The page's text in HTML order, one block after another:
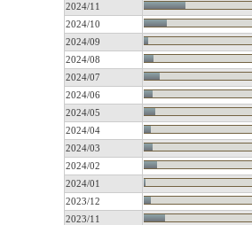
2024/11
2024/10
2024/09
2024/08
2024/07
2024/06
2024/05
2024/04
2024/03
2024/02
2024/01
2023/12
2023/11